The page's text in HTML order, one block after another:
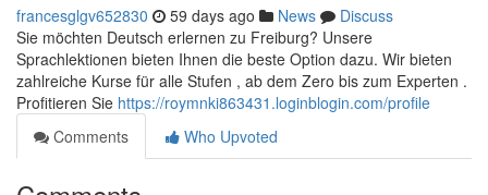
francesglgv652830 59 days ago News
Discuss
Sie möchten Deutsch erlernen zu Freiburg? Unsere
Sprachlektionen bieten Ihnen die beste Option dazu. Wir bieten
zahlreiche Kurse für alle Stufen , ab dem Zero bis zum Experten .
Profitieren Sie https://roymnki863431.loginblogin.com/profile
Comments
Who Upvoted